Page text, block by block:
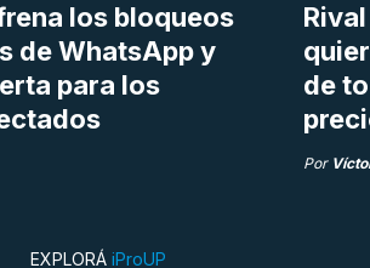
los bloqueos
de WhatsApp y
para los
de
Por
EXPLORÁ iProUP